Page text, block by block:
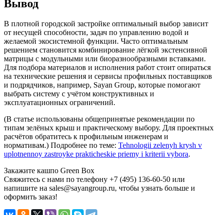
Вывод
В плотной городской застройке оптимальный выбор зависит
от несущей способности, задач по управлению водой и
желаемой экосистемной функции. Часто оптимальным
решением становится комбинирование лёгкой экстенсивной
матрицы с модульными или биоразнообразными вставками.
Для подбора материалов и исполнения работ стоит опираться
на технические решения и сервисы профильных поставщиков
и подрядчиков, например, Sayan Group, которые помогают
выбрать систему с учётом конструктивных и
эксплуатационных ограничений.
(В статье использованы общепринятые рекомендации по
типам зелёных крыш и практическому выбору. Для проектных
расчётов обратитесь к профильным инженерам и
нормативам.) Подробнее по теме: Tehnologii zelenyh krysh v
uplotnennoy zastroyke prakticheskie priemy i kriterii vybora.
Закажите кашпо Green Box
Свяжитесь с нами по телефону +7 (495) 136-60-50 или
напишите на sales@sayangroup.ru, чтобы узнать больше и
оформить заказ!